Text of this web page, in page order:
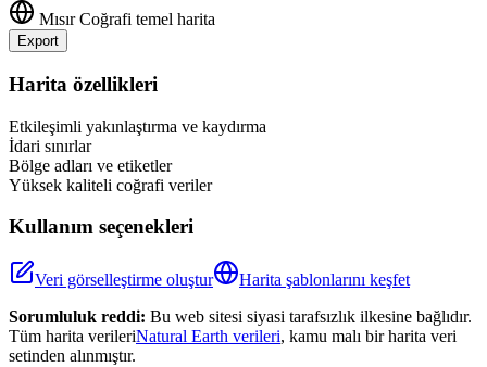
Mısır Coğrafi temel harita
Export
+
−
Harita özellikleri
Etkileşimli yakınlaştırma ve kaydırma
İdari sınırlar
Bölge adları ve etiketler
Yüksek kaliteli coğrafi veriler
Kullanım seçenekleri
Veri görselleştirme oluştur
Harita şablonlarını keşfet
Sorumluluk reddi: Bu web sitesi siyasi tarafsızlık ilkesine bağlıdır.
Tüm harita verileriNatural Earth verileri, kamu malı bir harita veri
setinden alınmıştır.